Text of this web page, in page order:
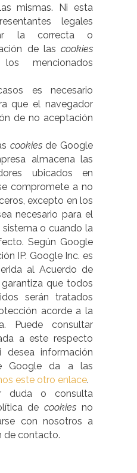
mismas. Ni esta
legales
la correcta o
de las cookies
mencionados
es necesario
que el navegador
de no aceptación
cookiesde Google
almacena las
ubicados en
compromete a no
excepto en los
necesario para el
o cuando la
Según Google
IP. Google Inc. es
al Acuerdo de
que todos
serán tratados
acorde a la
Puede consultar
a este respecto
desea información
Google da a las
este otro enlace.
duda o consulta
decookies no
con nosotros a
de contacto.